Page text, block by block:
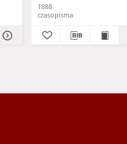
1888
czasopisma